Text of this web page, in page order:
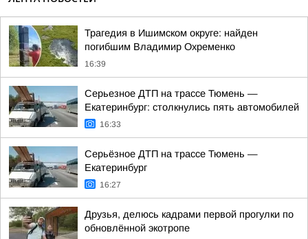
Трагедия в Ишимском округе: найден
погибшим Владимир Охременко
16:39
Серьезное ДТП на трассе Тюмень —
Екатеринбург: столкнулись пять автомобилей
16:33
Серьёзное ДТП на трассе Тюмень —
Екатеринбург
16:27
Друзья, делюсь кадрами первой прогулки по
обновлённой экотропе